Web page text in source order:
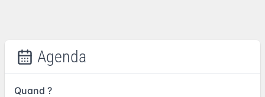
Agenda
Quand ?